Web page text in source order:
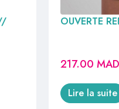
BERGER
OUVERTE
217.00 MAD
Lire la suite